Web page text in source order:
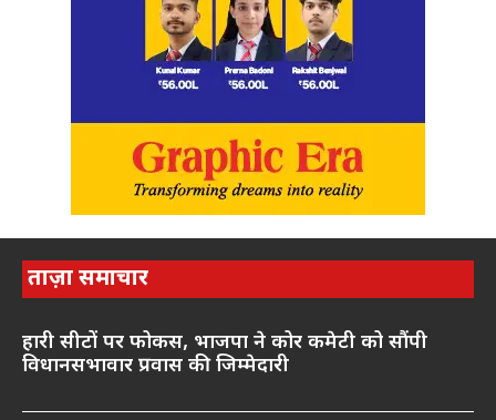
ताज़ा समाचार
हारी सीटों पर फोकस, भाजपा ने कोर कमेटी को सौंपी
विधानसभावार प्रवास की जिम्मेदारी